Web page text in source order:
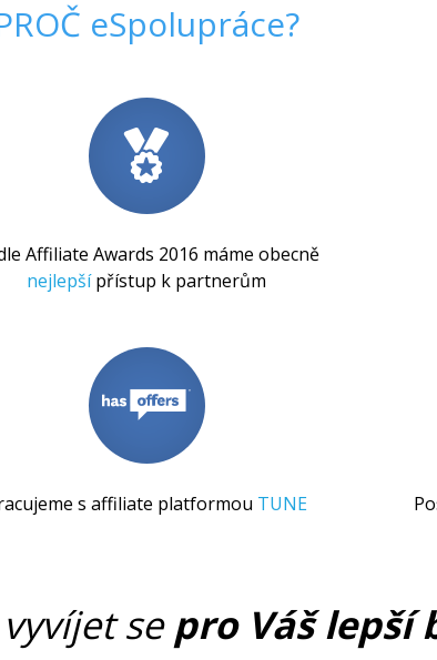
eSpolupráce?
Affiliate Awards 2016 máme obecně
nejlepšípřístup k partnerům
s affiliate platformou TUNE
sepro Váš lepší